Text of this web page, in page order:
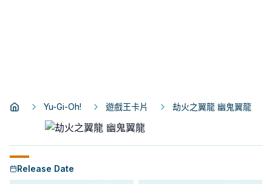
Yu-Gi-Oh! 遊戲王卡片 劫火之翼龍 幽鬼翼龍
Release Date